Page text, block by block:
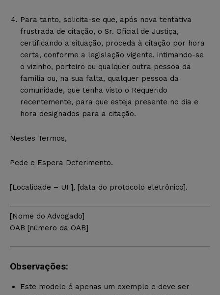
Para tanto, solicita-se que, após nova tentativa
frustrada de citação, o Sr. Oficial de Justiça,
certificando a situação, proceda à citação por hora
certa, conforme a legislação vigente, intimando-se
o vizinho, porteiro ou qualquer outra pessoa da
família ou, na sua falta, qualquer pessoa da
comunidade, que tenha visto o Requerido
recentemente, para que esteja presente no dia e
hora designados para a citação.
Nestes Termos,
Pede e Espera Deferimento.
[Localidade – UF], [data do protocolo eletrônico].
[Nome do Advogado]
OAB [número da OAB]
Observações:
Este modelo é apenas um exemplo e deve ser